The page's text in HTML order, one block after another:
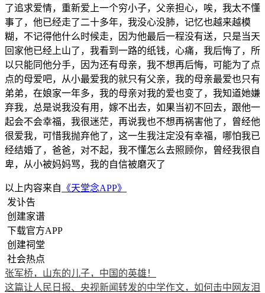
了追求爱情，重新爱上一个穷小子，父亲担心，唉，我太不懂
事了，他已经走了二十多年，我没心没肺，记忆也越来越模
糊，不记得他什么时候走，因为他最后一程没有送，只是当天
回家他已经上山了，我看到一路的纸钱，心痛，我后悔了，所
以只能同他分手，因为还有母亲，我不想再后悔，可能为了点
点的母爱吧，从小最爱我的就只有父亲，我的母亲最爱也只有
弟弟，在娘家一年多，我的母亲对我的爱也变了，我知道她嫌
弃我，总是说我没有用，嫁不出去，如果当初不回去，跟他一
起会不会幸福，我很迷茫，再说我也不想再祸害他了，曾经他
很爱我，可惜我抛弃他了，这一生我注定没有幸福，哪怕我已
经结婚了，爸爸，对不起，我不懂怎么去照顾你，曾经我很自
卑，从小被妈妈骂，我的自信被磨灭了
以上内容来自 《天堂念APP》
发讣告
创建家谱
下载官方APP
创建祠堂
社会热点
张军桥，山东的儿子，中国的英雄！
这篇让人民日报、央视新闻转发的中学作文，如何击中网友泪